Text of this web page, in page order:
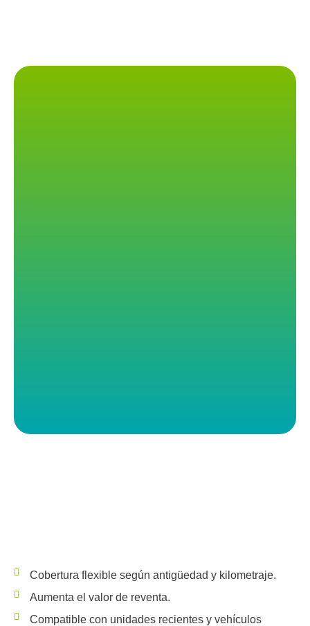
Cobertura flexible según antigüedad y kilometraje.
Aumenta el valor de reventa.
Compatible con unidades recientes y vehículos